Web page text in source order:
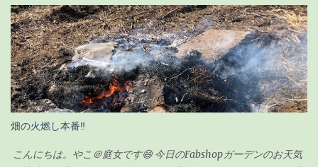
いました。 現在の様子がこちらです↓（2020年6月23日） ちなみ
に前回の記事の時（復活後）は、これくらいでした↓（2020年5月
17日） 見事に背が伸びて、葉っぱの数も増えました。 さすがに、
背が伸び過ぎてきたので「剪定」をすることにしました。 剪定を
するにあたり、ちょっと調べてみました。 ガジュマルの剪定のポ
イント 時期は5〜6月が良い 全体的に想定サイズよりも小さく剪定
する 切ったところは「癒合剤（ゆごうざい）」をつける 剪定後は
水分の蒸発量が減るので水やりは控えめにする ざっとこんな感じ
でした。 ガジュマルの剪定の時期 ガジュマルの剪定は種類が2つ
畑の火燃し本番‼
こんにちは。やこ＠庭女です😄 今日のFabshopガーデンのお天気